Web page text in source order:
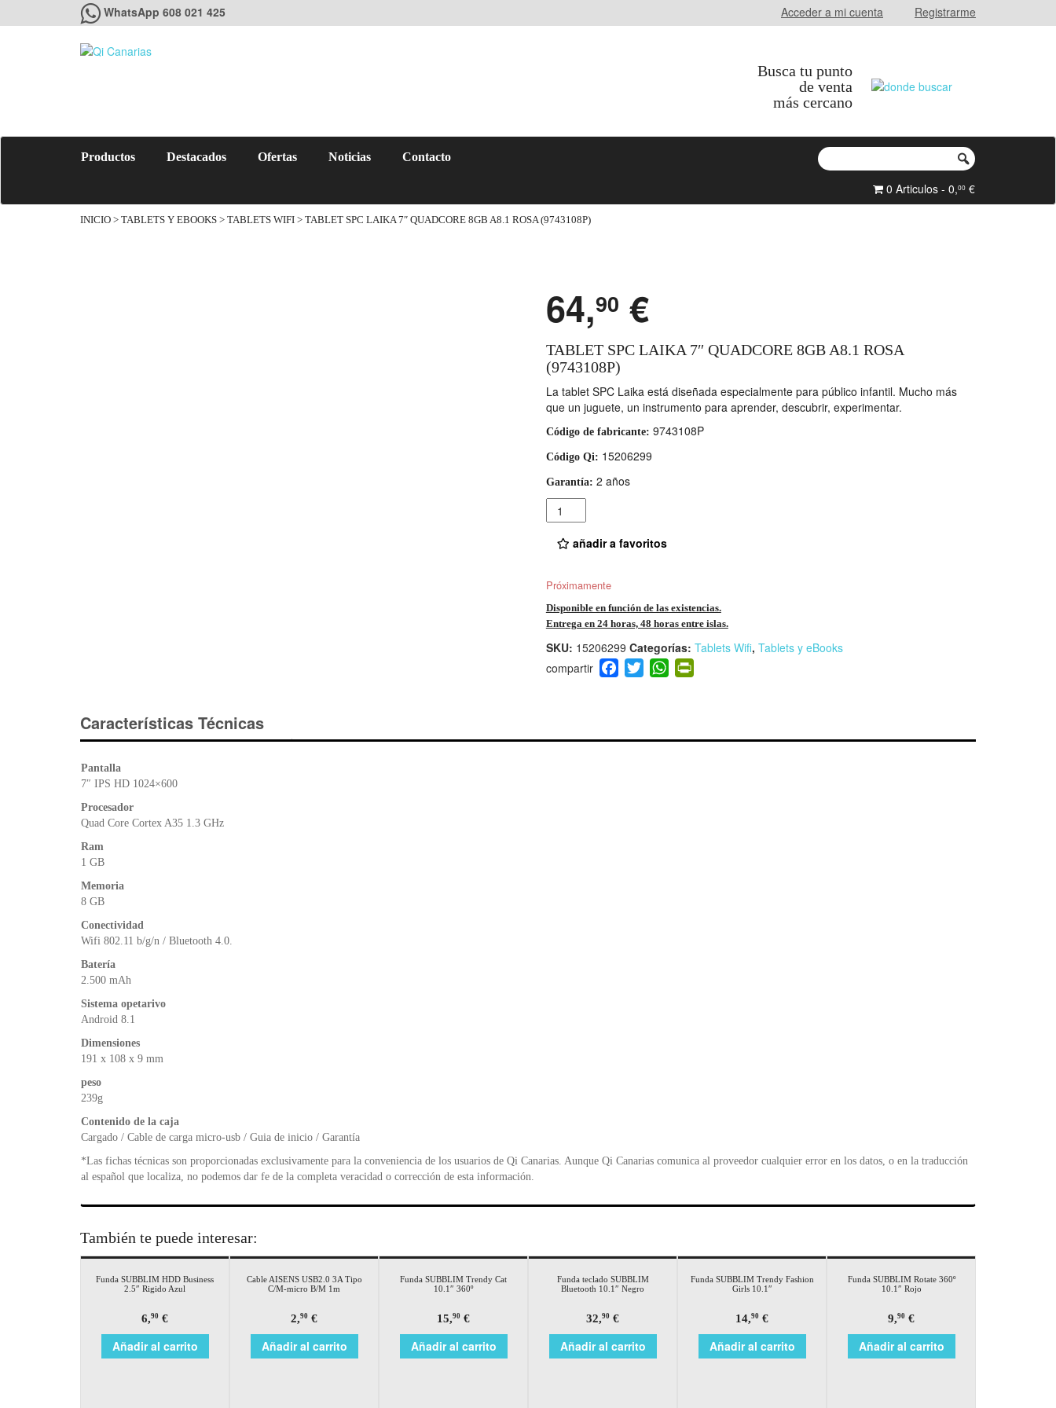
WhatsApp 608 021 425 Acceder a mi cuenta Registrarme
Busca tu punto
de venta
más cercano
Productos Destacados Ofertas Noticias Contacto
0 Articulos - 0,00 €
INICIO > TABLETS Y EBOOKS > TABLETS WIFI > TABLET SPC LAIKA 7″ QUADCORE 8GB A8.1 ROSA (9743108P)
64,90 €
TABLET SPC LAIKA 7″ QUADCORE 8GB A8.1 ROSA
(9743108P)
La tablet SPC Laika está diseñada especialmente para público infantil. Mucho más
que un juguete, un instrumento para aprender, descubrir, experimentar.
Código de fabricante: 9743108P
Código Qi: 15206299
Garantía: 2 años
Cantidad
añadir a favoritos
Próximamente
Disponible en función de las existencias.
Entrega en 24 horas, 48 horas entre islas.
SKU: 15206299 Categorías: Tablets Wifi, Tablets y eBooks
F
a
b
T
wi
W
h
A
Pr
in
e
Características Técnicas
Pantalla
7″ IPS HD 1024×600
Procesador
Quad Core Cortex A35 1.3 GHz
Ram
1 GB
Memoria
8 GB
Conectividad
Wifi 802.11 b/g/n / Bluetooth 4.0.
Batería
2.500 mAh
Sistema opetarivo
Android 8.1
Dimensiones
191 x 108 x 9 mm
peso
239g
Contenido de la caja
Cargado / Cable de carga micro-usb / Guia de inicio / Garantía
*Las fichas técnicas son proporcionadas exclusivamente para la conveniencia de los usuarios de Qi Canarias. Aunque Qi Canarias comunica al proveedor cualquier error en los datos, o en la traducción
al español que localiza, no podemos dar fe de la completa veracidad o corrección de esta información.
También te puede interesar:
Funda SUBBLIM HDD Business
2.5″ Rigido Azul
6,90 €
Añadir al carrito
Cable AISENS USB2.0 3A Tipo
C/M-micro B/M 1m
2,90 €
Añadir al carrito
Funda SUBBLIM Trendy Cat
10.1″ 360º
15,90 €
Añadir al carrito
Funda teclado SUBBLIM
Bluetooth 10.1″ Negro
32,90 €
Añadir al carrito
Funda SUBBLIM Trendy Fashion
Girls 10.1″
14,90 €
Añadir al carrito
Funda SUBBLIM Rotate 360º
10.1″ Rojo
9,90 €
Añadir al carrito